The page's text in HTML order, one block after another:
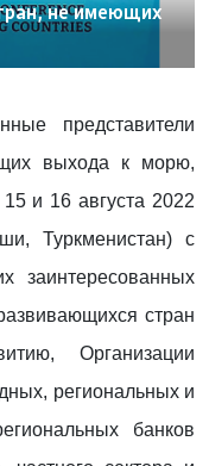
не имеющих
представители
выхода к морю,
и 16 августа 2022
Туркменистан) с
заинтересованных
стран
Организации
региональных и
банков